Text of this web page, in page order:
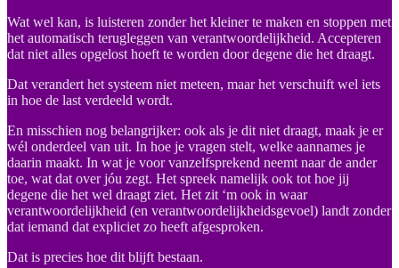
Wat wel kan, is luisteren zonder het kleiner te maken en stoppen met
het automatisch terugleggen van verantwoordelijkheid. Accepteren
dat niet alles opgelost hoeft te worden door degene die het draagt.
Dat verandert het systeem niet meteen, maar het verschuift wel iets
in hoe de last verdeeld wordt.
En misschien nog belangrijker: ook als je dit niet draagt, maak je er
wél onderdeel van uit. In hoe je vragen stelt, welke aannames je
daarin maakt. In wat je voor vanzelfsprekend neemt naar de ander
toe, wat dat over jóu zegt. Het spreek namelijk ook tot hoe jij
degene die het wel draagt ziet. Het zit ‘m ook in waar
verantwoordelijkheid (en verantwoordelijkheidsgevoel) landt zonder
dat iemand dat expliciet zo heeft afgesproken.
Dat is precies hoe dit blijft bestaan.